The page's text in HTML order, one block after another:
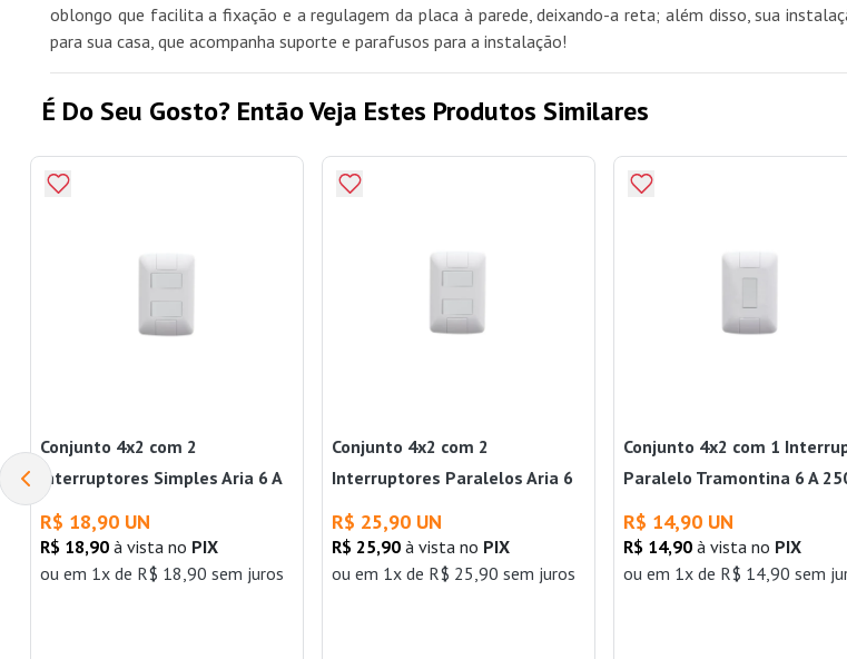
oblongo que facilita a fixação e a regulagem da placa à parede, deixando-a reta; além disso, sua
para sua casa, que acompanha suporte e parafusos para a instalação!
É Do Seu Gosto? Então Veja Estes Produtos Similares
Conjunto 4x2 com 2
Interruptores Simples Aria 6 A
250 V Branco Tramontina
R$ 18,90 UN
R$ 18,90 à vista no PIX
ou em 1x de R$ 18,90 sem juros
Conjunto 4x2 com 2
Interruptores Paralelos Aria 6
A 250 V Branco Tramontina
R$ 25,90 UN
R$ 25,90 à vista no PIX
ou em 1x de R$ 25,90 sem juros
Conjunto 4x2 com 1
Paralelo Tramontina 6 A
Aria Branco
R$ 14,90 UN
R$ 14,90 à vista no PIX
ou em 1x de R$ 14,90 sem